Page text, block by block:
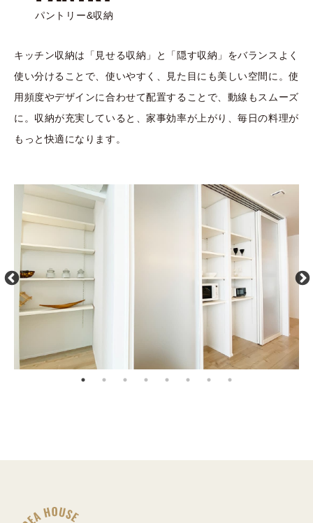
パントリー&収納
キッチン収納は「見せる収納」と「隠す収納」をバランスよく
使い分けることで、使いやすく、見た目にも美しい空間に。使
用頻度やデザインに合わせて配置することで、動線もスムーズ
に。収納が充実していると、家事効率が上がり、毎日の料理が
もっと快適になります。